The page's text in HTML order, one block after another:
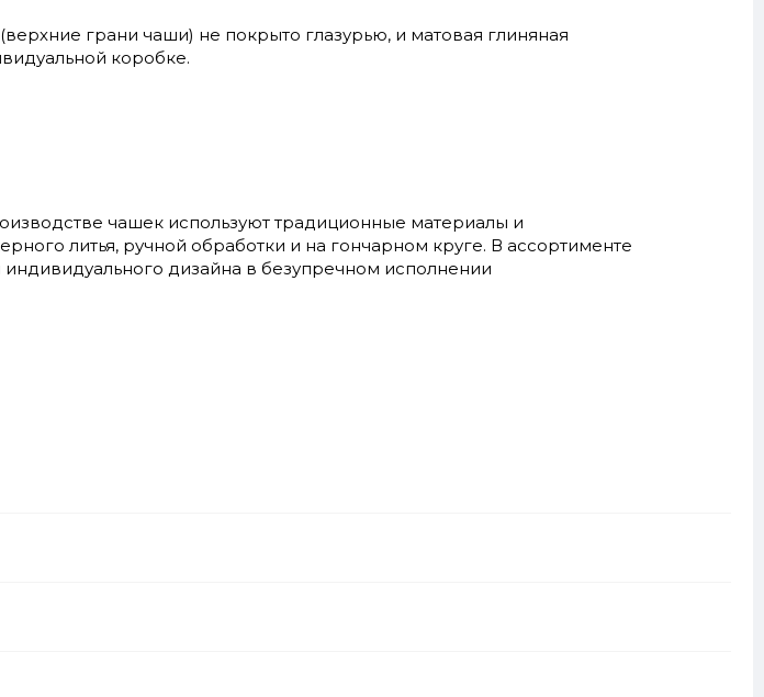
грани чаши) не покрыто глазурью, и матовая глиняная
коробке.
чашек используют традиционные материалы и
литья, ручной обработки и на гончарном круге. В ассортименте
дизайна в безупречном исполнении